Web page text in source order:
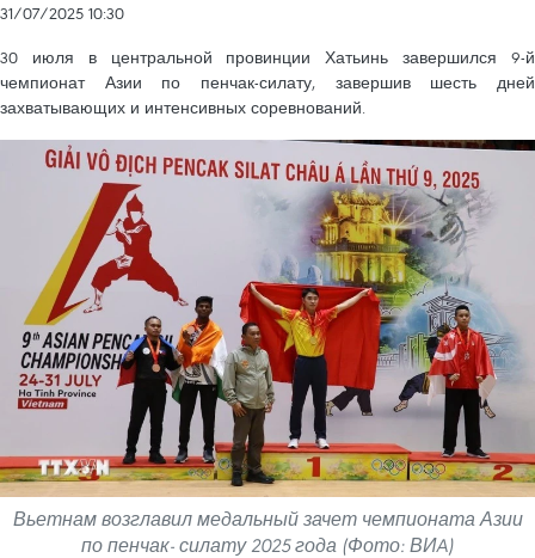
31/07/2025 10:30
30 июля в центральной провинции Хатьинь завершился 9-й
чемпионат Азии по пенчак-силату, завершив шесть дней
захватывающих и интенсивных соревнований.
Вьетнам возглавил медальный зачет чемпионата Азии
по пенчак- силату 2025 года (Фото: ВИA)